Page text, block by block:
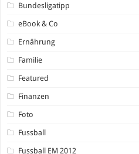
Bundesligatipp
eBook & Co
Ernährung
Familie
Featured
Finanzen
Foto
Fussball
Fussball EM 2012